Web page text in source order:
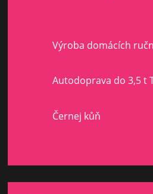
Výroba domácích
Autodoprava do 3,5 t
Černej kůň